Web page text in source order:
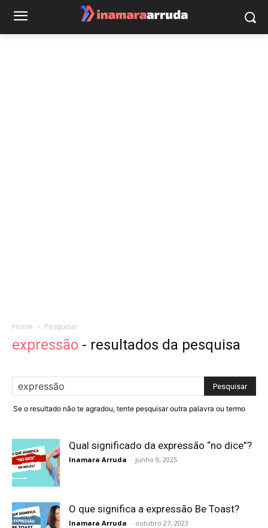
Home Pesquisar
expressão - resultados da pesquisa
Se o resultado não te agradou, tente pesquisar outra palavra ou termo
Qual significado da expressão “no dice”?
Inamara Arruda - junho 9, 2025
O que significa a expressão Be Toast?
Inamara Arruda - outubro 27, 2023